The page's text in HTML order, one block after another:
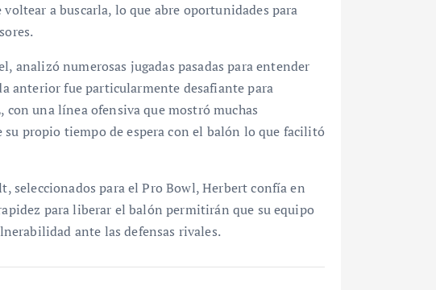
a buscarla, lo que abre oportunidades para
analizó numerosas jugadas pasadas para entender
anterior fue particularmente desafiante para
una línea ofensiva que mostró muchas
su propio tiempo de espera con el balón lo que facilitó
seleccionados para el Pro Bowl, Herbert confía en
para liberar el balón permitirán que su equipo
ante las defensas rivales.